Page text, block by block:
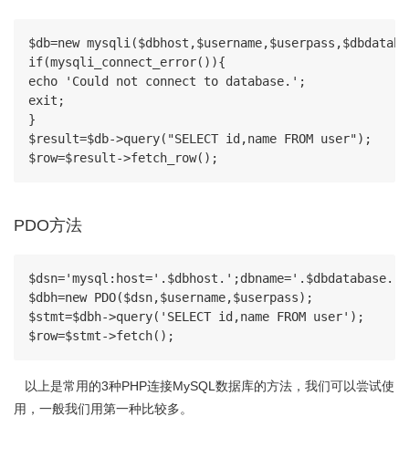
$db=new
if(mysqli_connect_error()){
echo 'Could not connect to database.';
exit;
}
$result=$db->query("SELECT id,name FROM user");
$row=$result->fetch_row();
PDO方法
$dbh=new PDO($dsn,$username,$userpass);
$stmt=$dbh->query('SELECT id,name FROM user');
$row=$stmt->fetch();
以上是常用的3种PHP连接MySQL数据库的方法，我们可以尝试使
用，一般我们用第一种比较多。